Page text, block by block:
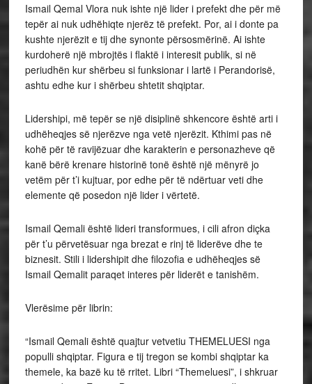
Ismail Qemal Vlora nuk ishte një lider i prefekt dhe për më
tepër ai nuk udhëhiqte njerëz të prefekt. Por, ai i donte pa
kushte njerëzit e tij dhe synonte përsosmërinë. Ai ishte
kurdoherë një mbrojtës i flaktë i interesit publik, si në
periudhën kur shërbeu si funksionar i lartë i Perandorisë,
ashtu edhe kur i shërbeu shtetit shqiptar.
Lidershipi, më tepër se një disiplinë shkencore është arti i
udhëheqjes së njerëzve nga vetë njerëzit. Kthimi pas në
kohë për të ravijëzuar dhe karakterin e personazheve që
kanë bërë krenare historinë tonë është një mënyrë jo
vetëm për t’i kujtuar, por edhe për të ndërtuar veti dhe
elemente që posedon një lider i vërtetë.
Ismail Qemali është lideri transformues, i cili afron diçka
për t’u përvetësuar nga brezat e rinj të liderëve dhe te
biznesit. Stili i lidershipit dhe filozofia e udhëheqjes së
Ismail Qemalit paraqet interes për liderët e tanishëm.
Vlerësime për librin:
“Ismail Qemali është quajtur vetvetiu THEMELUESI nga
populli shqiptar. Figura e tij tregon se kombi shqiptar ka
themele, ka bazë ku të rritet. Libri “Themeluesi”, i shkruar